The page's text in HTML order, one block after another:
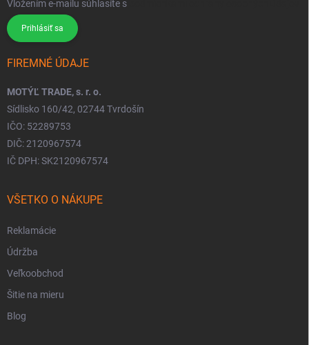
Vložením e-mailu súhlasíte s
Prihlásiť sa
FIREMNÉ ÚDAJE
MOTÝĽ TRADE, s. r. o.
Sídlisko 160/42, 02744 Tvrdošín
IČO: 52289753
DIČ: 2120967574
IČ DPH: SK2120967574
VŠETKO O NÁKUPE
Reklamácie
Údržba
Veľkoobchod
Šitie na mieru
Blog